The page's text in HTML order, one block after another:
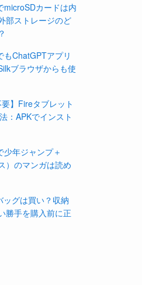
microSDカードは内
部ストレージのど
もChatGPTアプリ
ブラウザからも使
要】Fireタブレット
：APKでインスト
少年ジャンプ＋
）のマンガは読め
グは買い？収納
勝手を購入前に正